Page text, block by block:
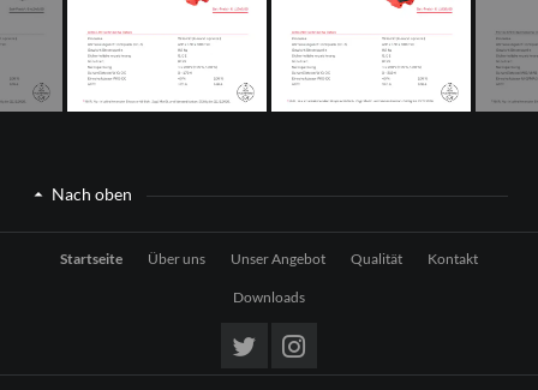
Nach oben
Navigation
Startseite Über uns Unser Angebot Qualität Kontakt
Downloads